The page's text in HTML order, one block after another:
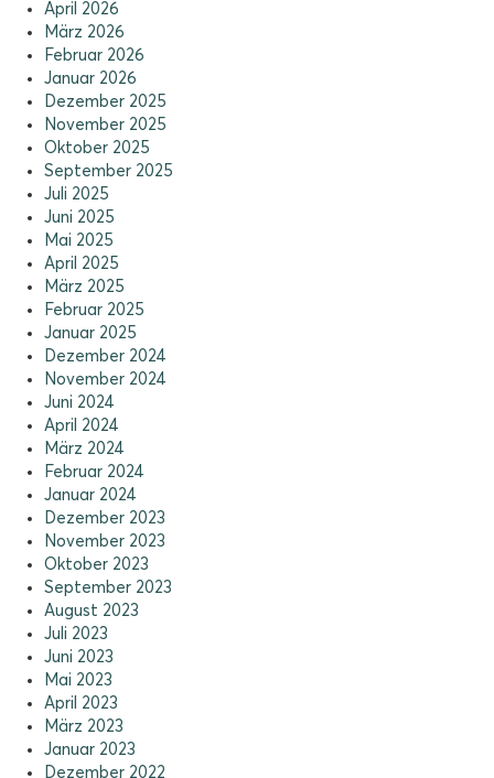
April 2026
März 2026
Februar 2026
Januar 2026
Dezember 2025
November 2025
Oktober 2025
September 2025
Juli 2025
Juni 2025
Mai 2025
April 2025
März 2025
Februar 2025
Januar 2025
Dezember 2024
November 2024
Juni 2024
April 2024
März 2024
Februar 2024
Januar 2024
Dezember 2023
November 2023
Oktober 2023
September 2023
August 2023
Juli 2023
Juni 2023
Mai 2023
April 2023
März 2023
Januar 2023
Dezember 2022